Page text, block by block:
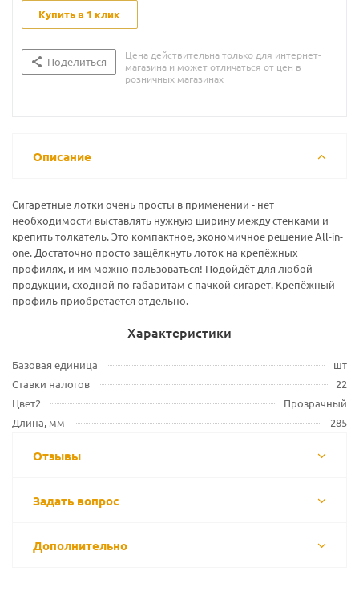
Купить в 1 клик
Поделиться
Цена действительна только для интернет-
магазина и может отличаться от цен в
розничных магазинах
Описание
Сигаретные лотки очень просты в применении - нет
необходимости выставлять нужную ширину между стенками и
крепить толкатель. Это компактное, экономичное решение All-in-
one. Достаточно просто защёлкнуть лоток на крепёжных
профилях, и им можно пользоваться! Подойдёт для любой
продукции, сходной по габаритам с пачкой сигарет. Крепёжный
профиль приобретается отдельно.
Характеристики
Базовая единица
шт
Ставки налогов
22
Цвет2
Прозрачный
Длина, мм
285
Отзывы
Задать вопрос
Дополнительно